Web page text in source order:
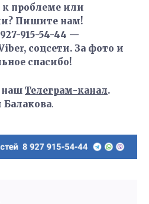
проблеме или
Пишите нам!
915-54-44 —
соцсети. За фото и
спасибо!
наш Телеграм-канал.
.